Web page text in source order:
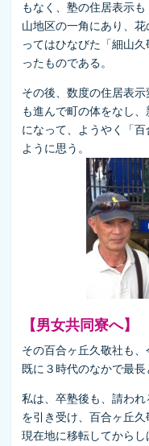
もなく、塾の住居表示
山地区の一角にあり、
ってはひなびた「細山
ったものである。
その後、数度の住居表
も進んで町の体をなし
になって、ようやく「
ように思う。
【男女共同寮へ】
その百合ヶ丘久敬社も
既に３時代のなかで最長
私は、卒塾後も、請わ
を引き受け、百合ヶ丘久
現在地に移転してから